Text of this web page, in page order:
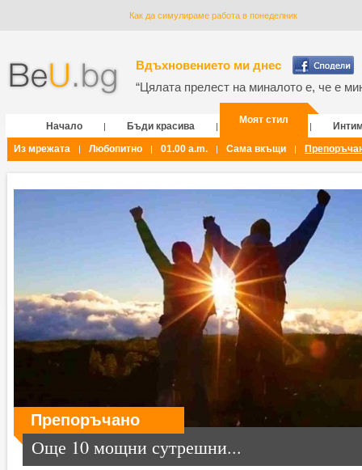
Как да симулираме работа в понеделник
Вдъхновението ми днес
“Цялата прелест на миналото е, че е
Начало | Бъди красива |
Моят стил
|
Из мрежата
| Любопитно | 01.00 a.m. | Сама вкъщи |
Препоръчано
Още 10 мощни сутрешни...